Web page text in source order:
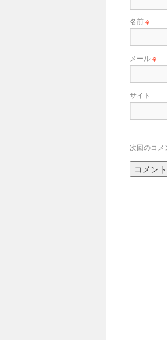
名前※
メール※
サイト
次回のコメ